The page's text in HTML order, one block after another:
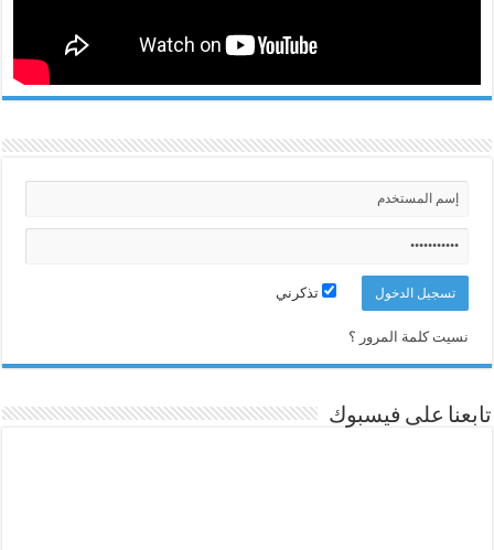
تذكرني
نسيت كلمة المرور ؟
تابعنا على فيسبوك